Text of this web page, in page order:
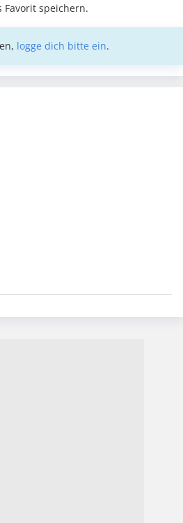
Favorit speichern.
logge dich bitte ein.